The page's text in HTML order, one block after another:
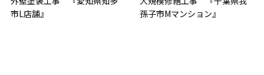
市L店舗』
孫子市Mマンション』